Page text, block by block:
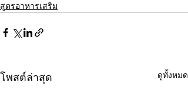
สูตรอาหารเสริม
โพสต์ล่าสุด ดูทั้งหมด